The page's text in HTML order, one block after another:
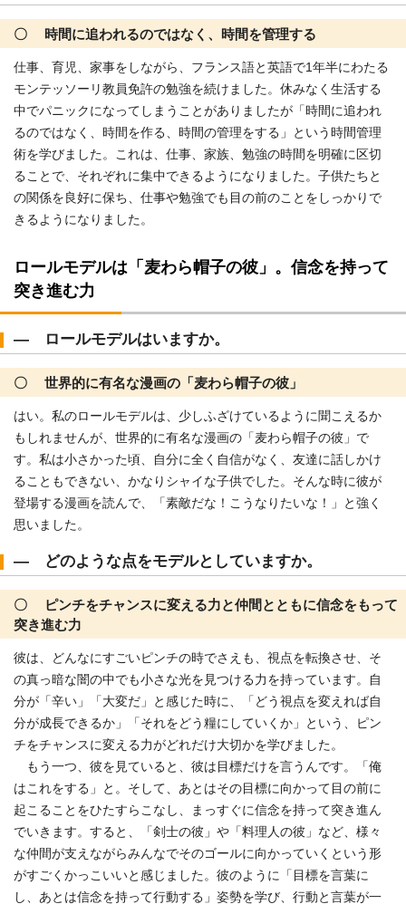
〇 時間に追われるのではなく、時間を管理する
仕事、育児、家事をしながら、フランス語と英語で1年半にわたる
モンテッソーリ教員免許の勉強を続けました。休みなく生活する
中でパニックになってしまうことがありましたが「時間に追われ
るのではなく、時間を作る、時間の管理をする」という時間管理
術を学びました。これは、仕事、家族、勉強の時間を明確に区切
ることで、それぞれに集中できるようになりました。子供たちと
の関係を良好に保ち、仕事や勉強でも目の前のことをしっかりで
きるようになりました。
ロールモデルは「麦わら帽子の彼」。信念を持って
突き進む力
― ロールモデルはいますか。
〇 世界的に有名な漫画の「麦わら帽子の彼」
はい。私のロールモデルは、少しふざけているように聞こえるか
もしれませんが、世界的に有名な漫画の「麦わら帽子の彼」で
す。私は小さかった頃、自分に全く自信がなく、友達に話しかけ
ることもできない、かなりシャイな子供でした。そんな時に彼が
登場する漫画を読んで、「素敵だな！こうなりたいな！」と強く
思いました。
― どのような点をモデルとしていますか。
〇 ピンチをチャンスに変える力と仲間とともに信念をもって
突き進む力
彼は、どんなにすごいピンチの時でさえも、視点を転換させ、そ
の真っ暗な闇の中でも小さな光を見つける力を持っています。自
分が「辛い」「大変だ」と感じた時に、「どう視点を変えれば自
分が成長できるか」「それをどう糧にしていくか」という、ピン
チをチャンスに変える力がどれだけ大切かを学びました。
もう一つ、彼を見ていると、彼は目標だけを言うんです。「俺
はこれをする」と。そして、あとはその目標に向かって目の前に
起こることをひたすらこなし、まっすぐに信念を持って突き進ん
でいきます。すると、「剣士の彼」や「料理人の彼」など、様々
な仲間が支えながらみんなでそのゴールに向かっていくという形
がすごくかっこいいと感じました。彼のように「目標を言葉に
し、あとは信念を持って行動する」姿勢を学び、行動と言葉が一